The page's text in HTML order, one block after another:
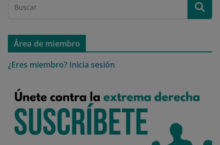
Área de miembro
¿Eres miembro? Inicia sesión